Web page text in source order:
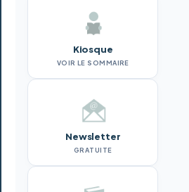
Kiosque
VOIR LE SOMMAIRE
Newsletter
GRATUITE